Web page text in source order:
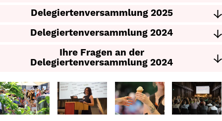
Delegiertenversammlung 2025
Delegiertenversammlung 2024
Ihre Fragen an der
Delegiertenversammlung 2024